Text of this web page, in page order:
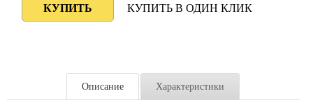
КУПИТЬ В ОДИН КЛИК
Описание Характеристики